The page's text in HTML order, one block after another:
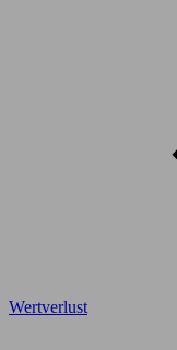
Wertverlust